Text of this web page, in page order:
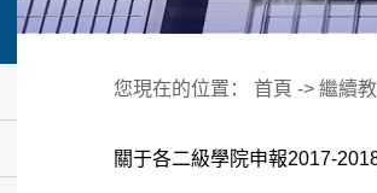
您現在的位置： 首頁 -> 繼續
關于各二級學院申報2017-